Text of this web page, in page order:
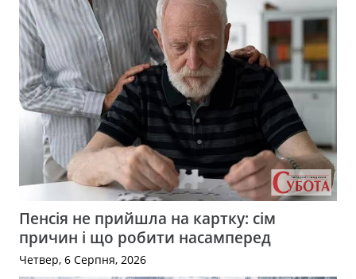
Пенсія не прийшла на картку: сім
причин і що робити насамперед
Четвер, 6 Серпня, 2026